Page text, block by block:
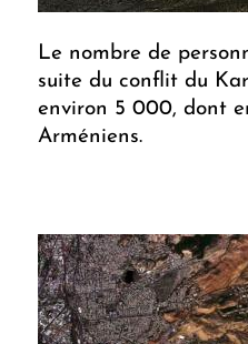
Le nombre de
suite du conflit du
environ 5 000, dont
Arméniens.